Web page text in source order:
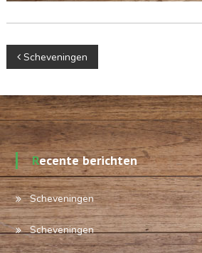
Berichtnavigatie
Scheveningen
Recente berichten
Scheveningen
Scheveningen